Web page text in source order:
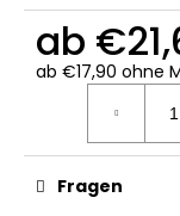
ab
ab €17,90 ohne
Fragen